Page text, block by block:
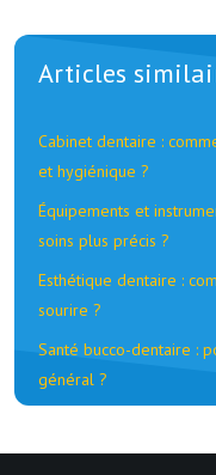
Articles
Cabinet dentaire :
et hygiénique ?
Équipements et
soins plus précis ?
Esthétique dentaire :
sourire ?
Santé bucco-dentaire :
général ?